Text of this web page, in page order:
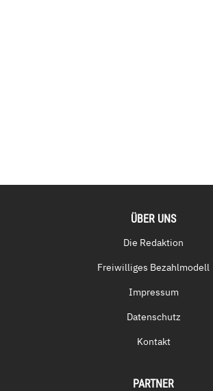
ÜBER UNS
Die Redaktion
Freiwilliges Bezahlmodell
Impressum
Datenschutz
Kontakt
PARTNER